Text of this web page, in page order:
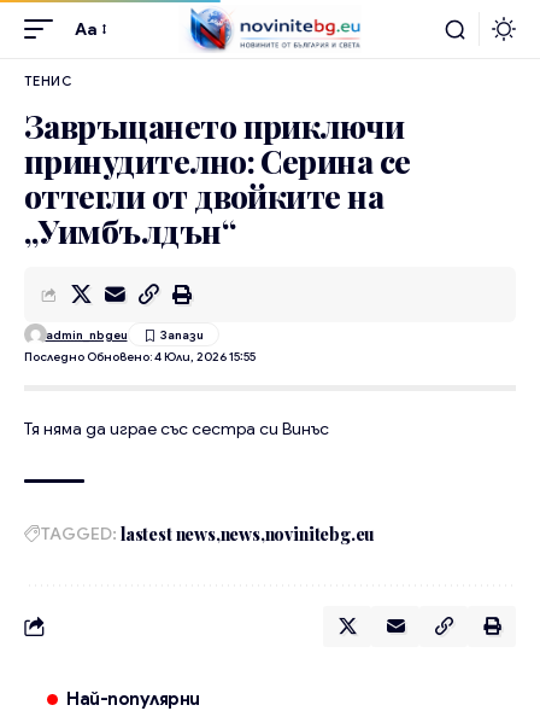
Aa
ТЕНИС
Завръщането приключи
принудително: Серина се
оттегли от двойките на
„Уимбълдън“
Последно Обновено: 4 Юли, 2026 15:55
admin_nbgeu
Тя няма да играе със сестра си Винъс
TAGGED: lastest news news novinitebg.eu
Най-популярни